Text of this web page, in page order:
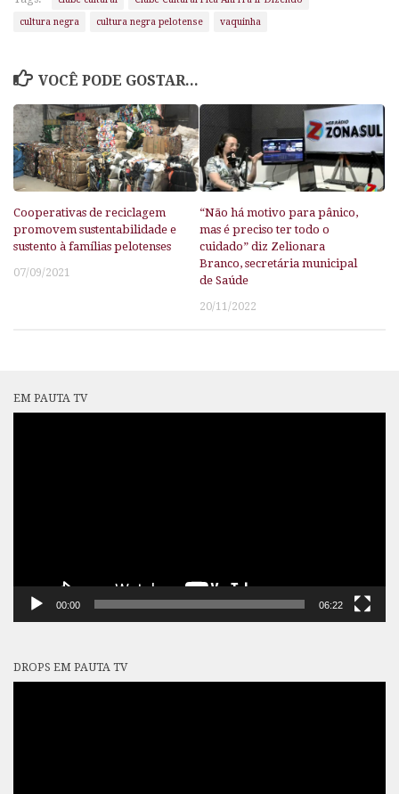
cultura negra
cultura negra pelotense vaquinha
VOCÊ PODE GOSTAR...
Cooperativas de reciclagem
promovem sustentabilidade e
sustento à famílias pelotenses
07/09/2021
“Não há motivo para pânico,
mas é preciso ter todo o
cuidado” diz Zelionara
Branco, secretária municipal
de Saúde
20/11/2022
EM PAUTA TV
00:00 06:22
DROPS EM PAUTA TV